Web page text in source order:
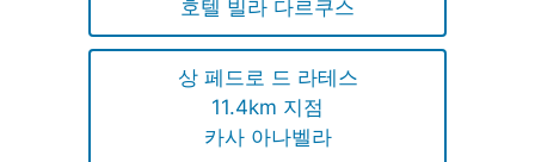
호텔 빌라 다르쿠스
상 페드로 드 라테스
11.4km 지점
카사 아나벨라